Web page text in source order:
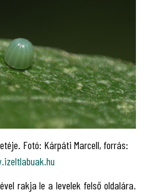
Fotó: Kárpáti Marcell, forrás:
rakja le a levelek felső oldalára.